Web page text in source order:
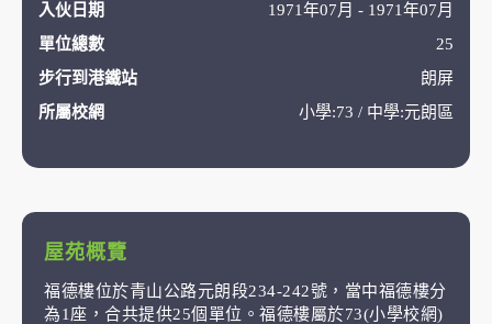
入伙日期
1971年07月 - 1971年07月
單位總數
25
步行到港鐵站
朗屏
所屬校網
小學:73 / 中學:元朗區
屋苑概覽
福德樓位於青山公路元朗段234-242號，當中福德樓分
為1座，合共提供25個單位。福德樓屬於73(小學校網)